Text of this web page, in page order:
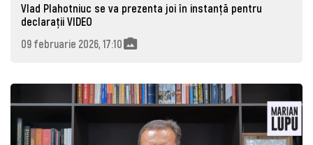
Vlad Plahotniuc se va prezenta joi în instanță pentru
declarații VIDEO
09 februarie 2026, 17:10